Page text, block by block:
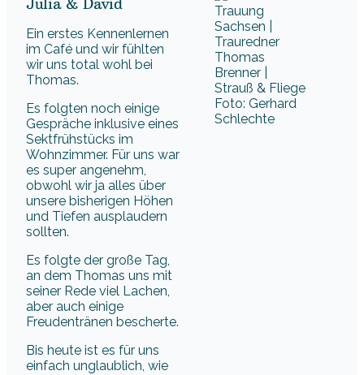
Foto: Gerhard
Schlechte
Ein erstes Kennenlernen
im Café und wir fühlten
wir uns total wohl bei
Thomas.
Es folgten noch einige
Gespräche inklusive eines
Sektfrühstücks im
Wohnzimmer. Für uns war
es super angenehm,
obwohl wir ja alles über
unsere bisherigen Höhen
und Tiefen ausplaudern
sollten.
Es folgte der große Tag,
an dem Thomas uns mit
seiner Rede viel Lachen,
aber auch einige
Freudentränen bescherte.
Bis heute ist es für uns
einfach unglaublich, wie